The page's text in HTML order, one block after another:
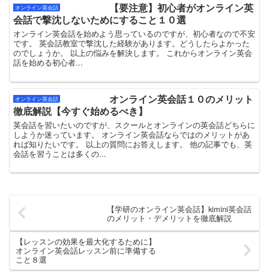
オンライン英会話
【要注意】初心者がオンライン英
会話で撃沈しないためにすること１０選
オンライン英会話を始めよう思っているのですが、初心者なので不安
です。 英会話教室で撃沈した経験があります。どうしたらよかった
のでしょうか。 以上の悩みを解決します。 これからオンライン英会
話を始める初心者...
オンライン英会話
オンライン英会話１０のメリット
徹底解説【今すぐ始めるべき】
英会話を習いたいのですが、スクールとオンラインの英会話どちらに
しようか迷っています。 オンライン英会話ならではのメリットがあ
れば知りたいです。 以上の質問にお答えします。 他の記事でも、英
会話を習うことは多くの...
【学研のオンライン英会話】kimini英会話
のメリット・デメリットを徹底解説
【レッスンの効果を最大化するために】
オンライン英会話レッスン前に準備する
こと８選